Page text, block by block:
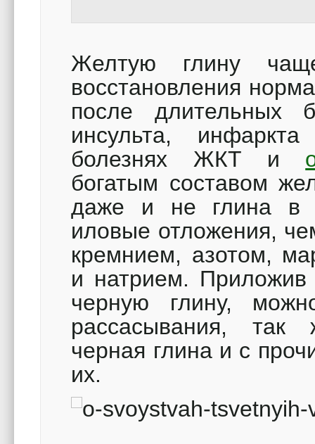
Желтую глину
восстановления
после длительных
инсульта,
болезнях ЖКТ и
богатым составом
даже и не глина в
иловые отложения,
кремнием, азотом,
и натрием. Приложив
черную глину,
рассасывания, так
черная глина и с
их.